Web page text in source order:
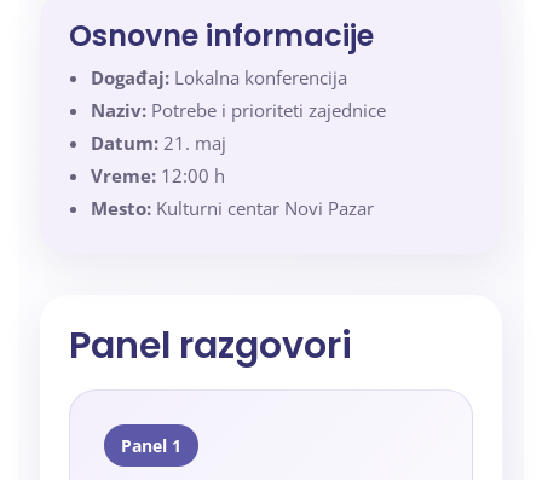
Osnovne informacije
Događaj: Lokalna konferencija
Naziv: Potrebe i prioriteti zajednice
Datum: 21. maj
Vreme: 12:00 h
Mesto: Kulturni centar Novi Pazar
Panel razgovori
Panel 1